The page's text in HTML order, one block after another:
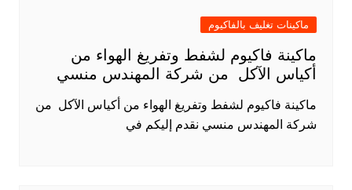
ماكينات تغليف بالفاكيوم
ماكينة فاكيوم لشفط وتفريغ الهواء من
أكياس الآكل من شركة المهندس منسي
ماكينة فاكيوم لشفط وتفريغ الهواء من أكياس الآكل من
شركة المهندس منسي نقدم إليكم في